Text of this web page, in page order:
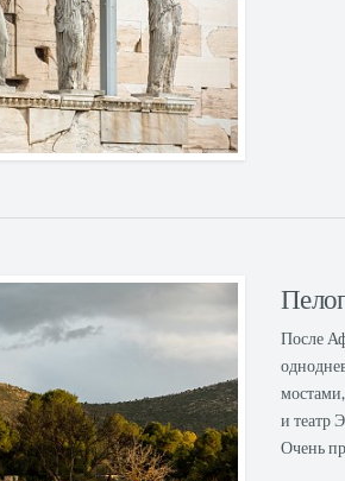
После
и театр
Очень